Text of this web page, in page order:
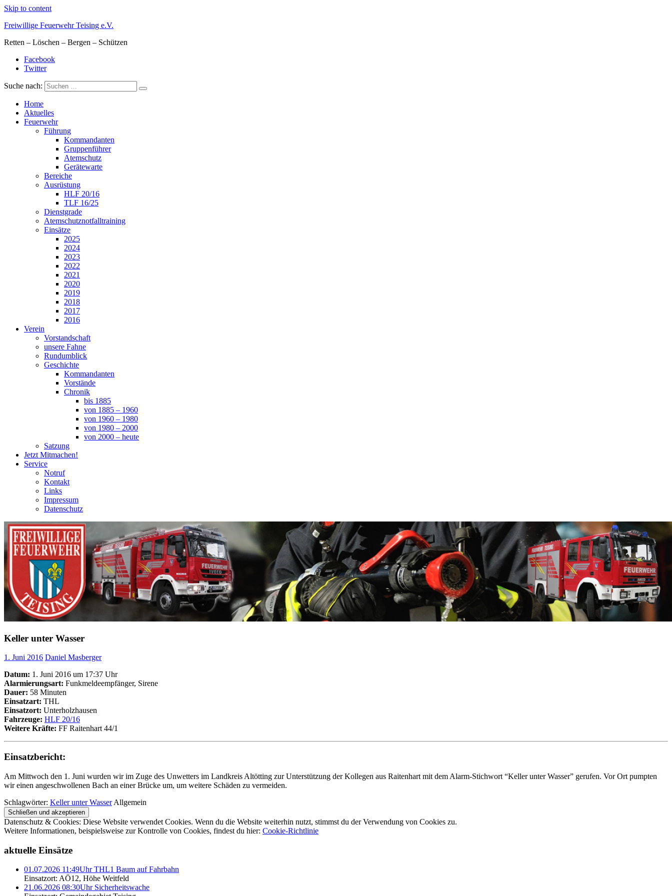
Skip to content
Freiwillige Feuerwehr Teising e.V.
Retten – Löschen – Bergen – Schützen
Facebook
Twitter
Suche nach:
Home
Aktuelles
Feuerwehr
Führung
Kommandanten
Gruppenführer
Atemschutz
Gerätewarte
Bereiche
Ausrüstung
HLF 20/16
TLF 16/25
Dienstgrade
Atemschutznotfalltraining
Einsätze
2025
2024
2023
2022
2021
2020
2019
2018
2017
2016
Verein
Vorstandschaft
unsere Fahne
Rundumblick
Geschichte
Kommandanten
Vorstände
Chronik
bis 1885
von 1885 – 1960
von 1960 – 1980
von 1980 – 2000
von 2000 – heute
Satzung
Jetzt Mitmachen!
Service
Notruf
Kontakt
Links
Impressum
Datenschutz
Keller unter Wasser
1. Juni 2016 Daniel Masberger
Datum: 1. Juni 2016 um 17:37 Uhr
Alarmierungsart: Funkmeldeempfänger, Sirene
Dauer: 58 Minuten
Einsatzart: THL
Einsatzort: Unterholzhausen
Fahrzeuge: HLF 20/16
Weitere Kräfte: FF Raitenhart 44/1
Einsatzbericht:
Am Mittwoch den 1. Juni wurden wir im Zuge des Unwetters im Landkreis Altötting zur Unterstützung der Kollegen aus Raitenhart mit dem Alarm-Stichwort “Keller unter Wasser” gerufen. Vor Ort pumpten
wir einen angeschwollenen Bach an einer Brücke um, um weitere Schäden zu vermeiden.
Schlagwörter: Keller unter Wasser Allgemein
Datenschutz & Cookies: Diese Website verwendet Cookies. Wenn du die Website weiterhin nutzt, stimmst du der Verwendung von Cookies zu.
Weitere Informationen, beispielsweise zur Kontrolle von Cookies, findest du hier: Cookie-Richtlinie
aktuelle Einsätze
01.07.2026 11:49Uhr THL1 Baum auf Fahrbahn
Einsatzort: AÖ12, Höhe Weitfeld
21.06.2026 08:30Uhr Sicherheitswache